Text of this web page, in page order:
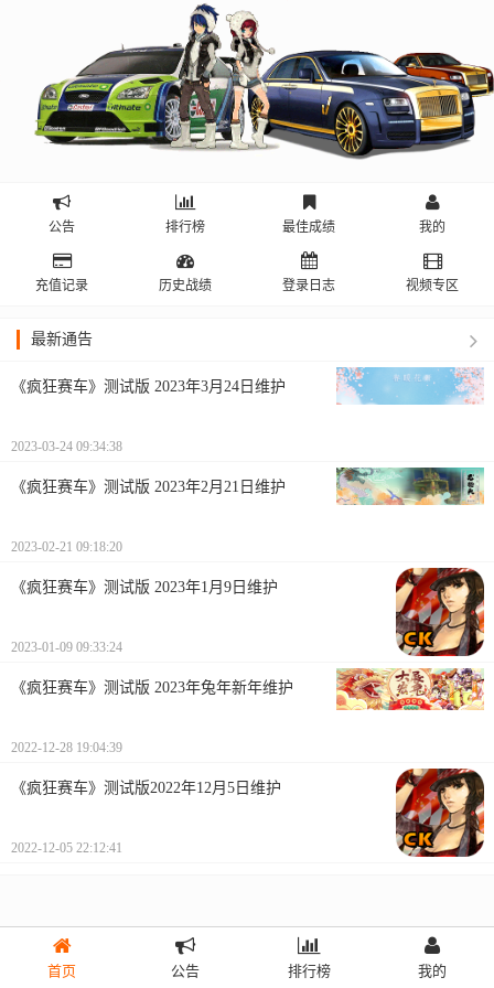
公告 排行榜 最佳成绩 我的
充值记录 历史战绩 登录日志 视频专区
最新通告
《疯狂赛车》测试版 2023年3月24日维护
2023-03-24 09:34:38
《疯狂赛车》测试版 2023年2月21日维护
2023-02-21 09:18:20
《疯狂赛车》测试版 2023年1月9日维护
2023-01-09 09:33:24
《疯狂赛车》测试版 2023年兔年新年维护
2022-12-28 19:04:39
《疯狂赛车》测试版2022年12月5日维护
2022-12-05 22:12:41
首页 公告 排行榜 我的